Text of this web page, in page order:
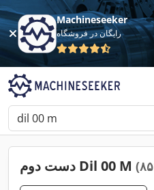
Machineseeker
رایگان در فروشگاه
دست دوم Dil 00 M